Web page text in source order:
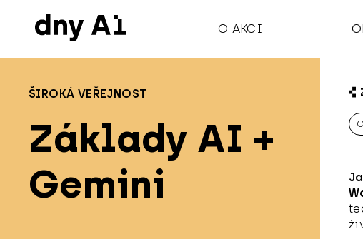
O AKCI
ŠIROKÁ VEŘEJNOST
Základy AI +
Gemini